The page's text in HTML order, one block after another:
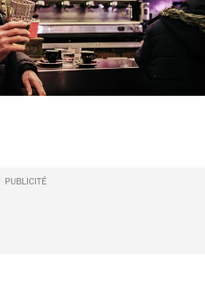
PUBLICITÉ